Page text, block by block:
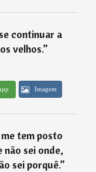
continuar a
velhos.”
Imagem
tem posto
não sei onde,
sei porquê.”